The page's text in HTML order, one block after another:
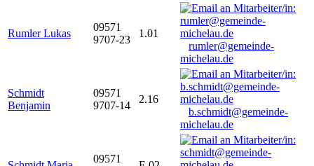
Rumler Lukas
09571
9707-23
1.01
rumler@gemeinde-
michelau.de
Schmidt
Benjamin
09571
9707-14
2.16
b.schmidt@gemeinde-
michelau.de
09571